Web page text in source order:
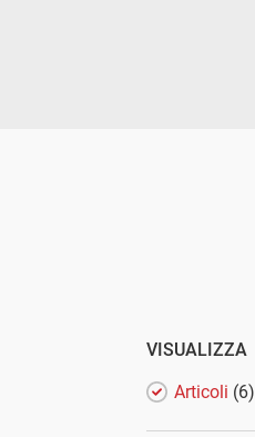
VISUALIZZA
Articoli (6)